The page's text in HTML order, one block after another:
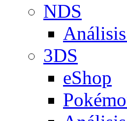
NDS
3DS
eShop